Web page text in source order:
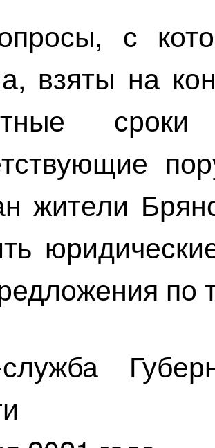
с
взяты на
жители
служба